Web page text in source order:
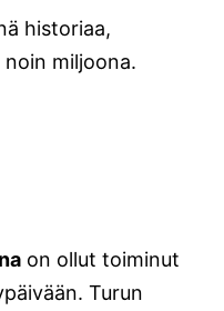
historiaa,
miljoona.
on ollut toiminut
Turun